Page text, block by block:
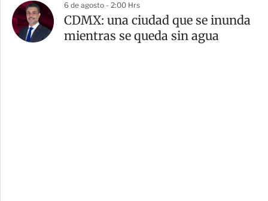
6 de agosto - 2:00 Hrs
CDMX: una ciudad que se inunda
mientras se queda sin agua